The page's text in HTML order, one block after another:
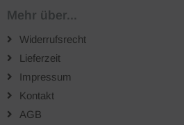
Mehr über...
Widerrufsrecht
Lieferzeit
Impressum
Kontakt
AGB